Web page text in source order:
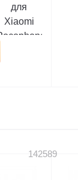
для
Xiaomi
142589